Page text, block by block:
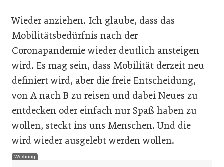
Wieder anziehen. Ich glaube, dass das
Mobilitätsbedürfnis nach der
Coronapandemie wieder deutlich ansteigen
wird. Es mag sein, dass Mobilität derzeit neu
definiert wird, aber die freie Entscheidung,
von A nach B zu reisen und dabei Neues zu
entdecken oder einfach nur Spaß haben zu
wollen, steckt ins uns Menschen. Und die
wird wieder ausgelebt werden wollen.
Werbung